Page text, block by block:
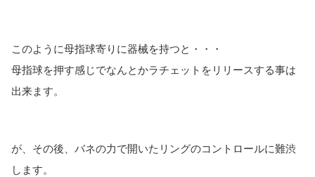
このように母指球寄りに器械を持つと・・・
母指球を押す感じでなんとかラチェットをリリースする事は
出来ます。
が、その後、バネの力で開いたリングのコントロールに難渋
します。